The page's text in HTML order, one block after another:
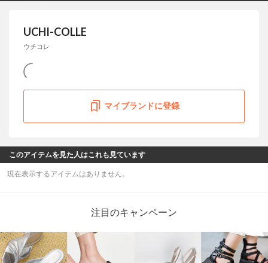
UCHI-COLLE
ウチコレ
マイブランドに登録
このアイテムを見た人はこれも見ています
現在表示するアイテムはありません。
注目のキャンペーン